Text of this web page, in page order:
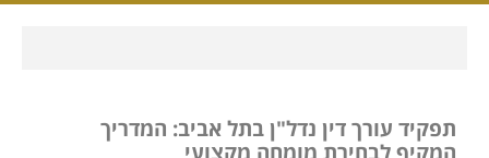
תפקיד עורך דין נדל"ן בתל אביב: המדריך